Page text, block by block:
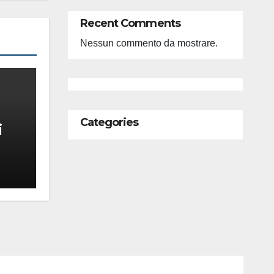
Recent Comments
Nessun commento da mostrare.
Categories